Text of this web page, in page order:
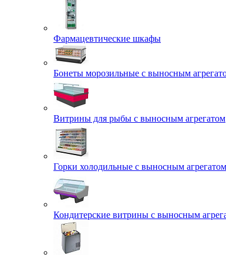
Фармацевтические шкафы
Бонеты морозильные с выносным
Витрины для рыбы с выносным агрегатом
Горки холодильные с выносным агрегатом
Кондитерские витрины с выносным